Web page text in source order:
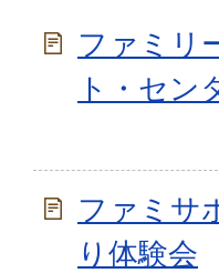
ファミリ
ト・セン
ファミサ
り体験会